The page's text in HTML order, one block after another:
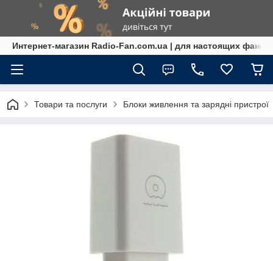
Интернет-магазин Radio-Fan.com.ua | для настоящих фанов!
Товари та послуги Блоки живлення та зарядні пристрої